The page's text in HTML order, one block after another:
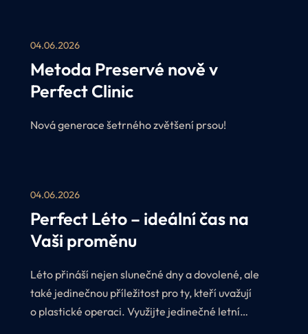
04.06.2026
Metoda Preservé nově v
Perfect Clinic
Nová generace šetrného zvětšení prsou!
04.06.2026
Perfect Léto – ideální čas na
Vaši proměnu
Léto přináší nejen slunečné dny a dovolené, ale
také jedinečnou příležitost pro ty, kteří uvažují
o plastické operaci. Využijte jedinečné letní